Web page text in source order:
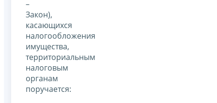
–
Закон),
касающихся
налогообложения
имущества,
территориальным
налоговым
органам
поручается: